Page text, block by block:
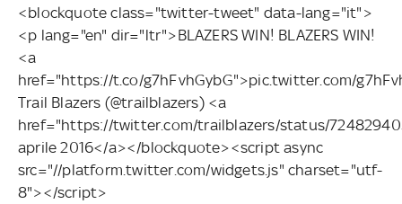
<blockquote class="twitter-tweet" data-lang="it">
<p lang="en" dir="ltr">BLAZERS WIN! BLAZERS WIN!
<a
href="https://t.co/g7hFvhGybG">pic.twitter.com/
Trail Blazers (@trailblazers) <a
href="https://twitter.com/trailblazers/status/
aprile 2016</a></blockquote><script async
src="//platform.twitter.com/widgets.js" charset="utf-
8"></script>